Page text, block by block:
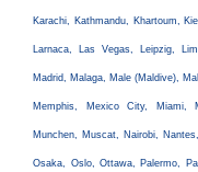
Karachi, Kathmandu, Khartoum,
Larnaca, Las Vegas, Leipzig,
Madrid, Malaga, Male (Maldive),
Memphis, Mexico City, Miami,
Munchen, Muscat, Nairobi,
Osaka, Oslo, Ottawa, Palermo,